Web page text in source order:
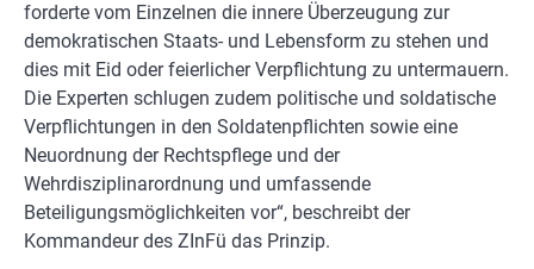
forderte vom Einzelnen die innere Überzeugung zur
demokratischen Staats- und Lebensform zu stehen und
dies mit Eid oder feierlicher Verpflichtung zu untermauern.
Die Experten schlugen zudem politische und soldatische
Verpflichtungen in den Soldatenpflichten sowie eine
Neuordnung der Rechtspflege und der
Wehrdisziplinarordnung und umfassende
Beteiligungsmöglichkeiten vor“, beschreibt der
Kommandeur des ZInFü das Prinzip.